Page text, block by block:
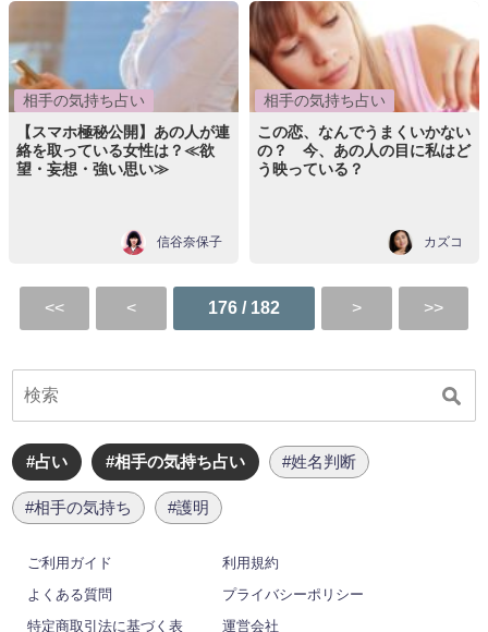
相手の気持ち占い
【スマホ極秘公開】あの人が連
絡を取っている女性は？≪欲
望・妄想・強い思い≫
信谷奈保子
相手の気持ち占い
この恋、なんでうまくいかない
の？ 今、あの人の目に私はど
う映っている？
カズコ
176 / 182
#占い #相手の気持ち占い #姓名判断
#相手の気持ち #護明
ご利用ガイド
利用規約
よくある質問
プライバシーポリシー
特定商取引法に基づく表
運営会社